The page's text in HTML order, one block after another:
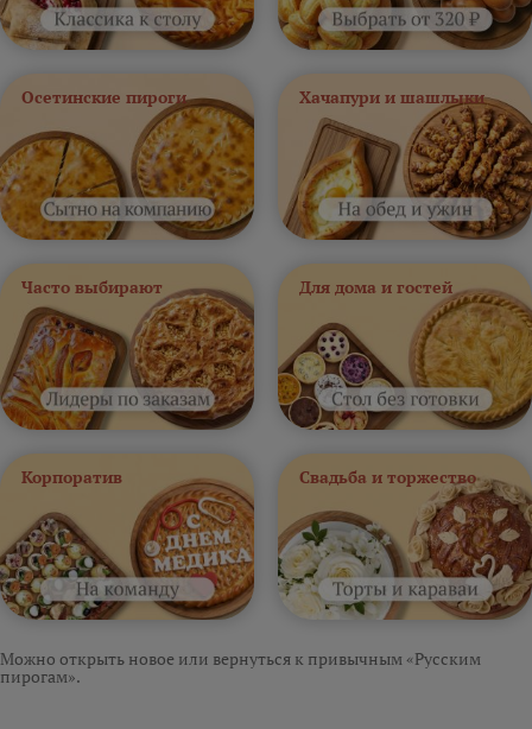
Осетинские пироги Хачапури и шашлыки
Часто выбирают Для дома и гостей
Корпоратив Свадьба и торжество
Можно открыть новое или вернуться к привычным «Русским
пирогам».